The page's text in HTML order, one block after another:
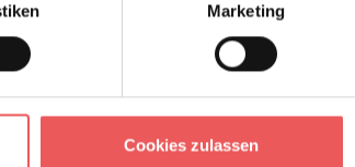
Marketing
Cookies zulassen